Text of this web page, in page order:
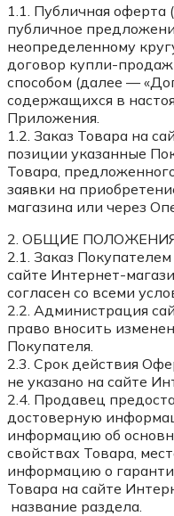
1.1. Публичная
публичное
неопределенному
договор купли-
способом (далее —
содержащихся в
Приложения.
1.2. Заказ Товара на
позиции указанные
Товара,
заявки на
магазина или через
2. ОБЩИЕ
2.1. Заказ
сайте Интернет-
согласен со всеми
2.2. Администрация
право вносить
Покупателя.
2.3. Срок действия
не указано на сайте
2.4. Продавец
достоверную
информацию об
свойствах Товара,
информацию о
Товара на сайте
название раздела.